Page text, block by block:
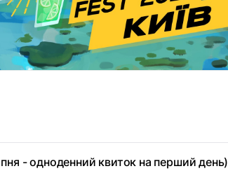
- одноденний квиток на перший день)